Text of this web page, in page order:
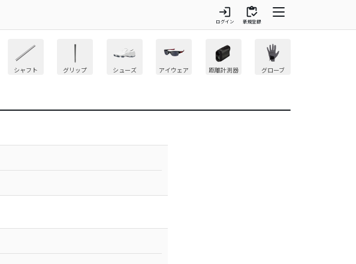
login
ログイン
inventory
新規登録
シャフト グリップ シューズ アイウェア 距離計測器 グローブ